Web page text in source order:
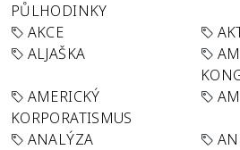
PŮLHODINKY
AKCE
ALJAŠKA
AMERICKÝ
KORPORATISMUS
ANALÝZA